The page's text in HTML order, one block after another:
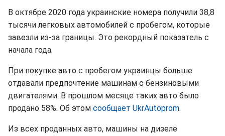
В октябре 2020 года украинские номера получили 38,8
тысячи легковых автомобилей с пробегом, которые
завезли из-за границы. Это рекордный показатель с
начала года.
При покупке авто с пробегом украинцы больше
отдавали предпочтение машинам с бензиновыми
двигателями. В прошлом месяце таких авто было
продано 58%. Об этом сообщает UkrAutoprom.
Из всех проданных авто, машины на дизеле